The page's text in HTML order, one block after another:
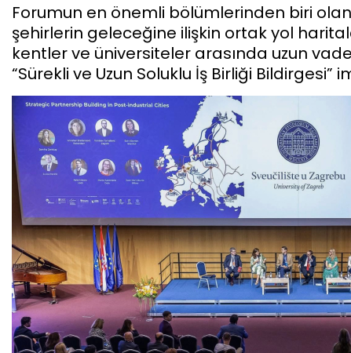
Forumun en önemli bölümlerinden biri
şehirlerin geleceğine ilişkin ortak yol
kentler ve üniversiteler arasında uzun
“Sürekli ve Uzun Soluklu İş Birliği Bildirgesi”